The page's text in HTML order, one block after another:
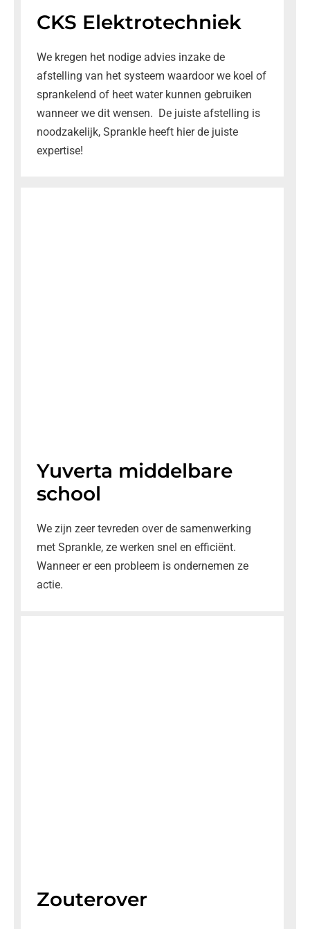
CKS Elektrotechniek
We kregen het nodige advies inzake de
afstelling van het systeem waardoor we koel of
sprankelend of heet water kunnen gebruiken
wanneer we dit wensen. De juiste afstelling is
noodzakelijk, Sprankle heeft hier de juiste
expertise!
Yuverta middelbare
school
We zijn zeer tevreden over de samenwerking
met Sprankle, ze werken snel en efficiënt.
Wanneer er een probleem is ondernemen ze
actie.
Zouterover